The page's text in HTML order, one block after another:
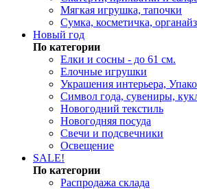
Мягкая игрушка, тапочки
Сумка, косметичка,
Новый год
По категории
Елки и сосны - до 61 см.
Елочные игрушки
Украшения интерьера,
Символ года, сувениры,
Новогодний текстиль
Новогодняя посуда
Свечи и подсвечники
Освещение
SALE!
По категории
Распродажа склада